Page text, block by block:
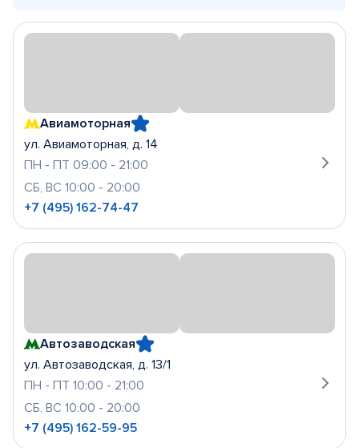
Авиамоторная
ул. Авиамоторная, д. 14
ПН - ПТ 09:00 - 21:00
СБ, ВС 10:00 - 20:00
+7 (495) 162-74-47
Автозаводская
ул. Автозаводская, д. 13/1
ПН - ПТ 10:00 - 21:00
СБ, ВС 10:00 - 20:00
+7 (495) 162-59-95